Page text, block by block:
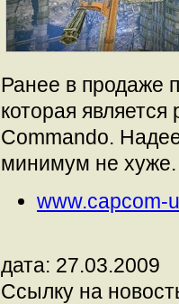
Ранее в продаже
которая
Commando.
минимум не хуже.
www.capcom-
дата: 27.03.2009
Ссылку на